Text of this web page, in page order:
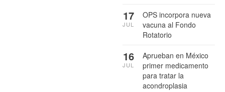
OPS incorpora nueva
vacuna al Fondo
Rotatorio
17
JUL
Aprueban en México
primer medicamento
para tratar la
acondroplasia
16
JUL